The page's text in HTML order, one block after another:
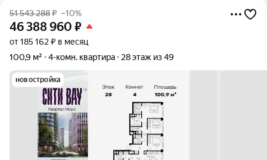
51 543 288₽ –10%
46 388 960 ₽
от 185 162 ₽ в месяц
100,9 м²
4-комн. квартира 28 этаж из 49
новостройка